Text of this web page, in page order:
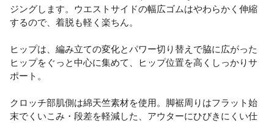
ジングします。ウエストサイドの幅広ゴムはやわらかく伸縮
するので、着脱も軽く楽ちん。
ヒップは、編み立ての変化とパワー切り替えで脇に広がった
ヒップをぐっと中心に集めて、ヒップ位置を高くしっかりサ
ポート。
クロッチ部肌側は綿天竺素材を使用。脚裾周りはフラット始
末でくいこみ・段差を軽減した、アウターにひびきにくい仕